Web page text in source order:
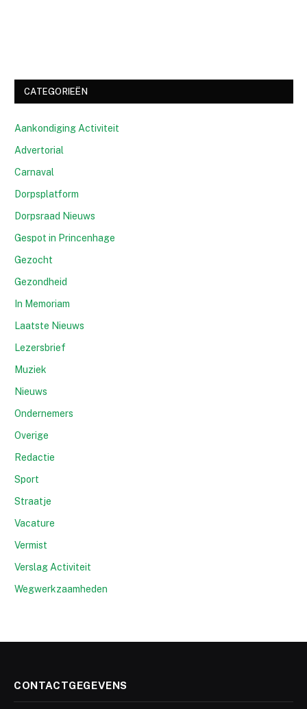
CATEGORIEËN
Aankondiging Activiteit
Advertorial
Carnaval
Dorpsplatform
Dorpsraad Nieuws
Gespot in Princenhage
Gezocht
Gezondheid
In Memoriam
Laatste Nieuws
Lezersbrief
Muziek
Nieuws
Ondernemers
Overige
Redactie
Sport
Straatje
Vacature
Vermist
Verslag Activiteit
Wegwerkzaamheden
CONTACTGEGEVENS